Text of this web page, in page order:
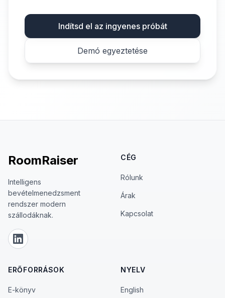
Indítsd el az ingyenes próbát
Demó egyeztetése
RoomRaiser
Intelligens
bevételmenedzsment
rendszer modern
szállodáknak.
LinkedIn
CÉG
Rólunk
Árak
Kapcsolat
ERŐFORRÁSOK
E-könyv
NYELV
English